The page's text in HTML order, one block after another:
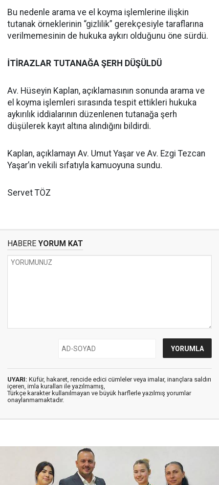
Bu nedenle arama ve el koyma işlemlerine ilişkin
tutanak örneklerinin “gizlilik” gerekçesiyle taraflarına
verilmemesinin de hukuka aykırı olduğunu öne sürdü.
İTİRAZLAR TUTANAĞA ŞERH DÜŞÜLDÜ
Av. Hüseyin Kaplan, açıklamasının sonunda arama ve
el koyma işlemleri sırasında tespit ettikleri hukuka
aykırılık iddialarının düzenlenen tutanağa şerh
düşülerek kayıt altına alındığını bildirdi.
Kaplan, açıklamayı Av. Umut Yaşar ve Av. Ezgi Tezcan
Yaşar’ın vekili sıfatıyla kamuoyuna sundu.
Servet TÖZ
HABERE YORUM KAT
UYARI: Küfür, hakaret, rencide edici cümleler veya imalar, inançlara saldırı
içeren, imla kuralları ile yazılmamış,
Türkçe karakter kullanılmayan ve büyük harflerle yazılmış yorumlar
onaylanmamaktadır.